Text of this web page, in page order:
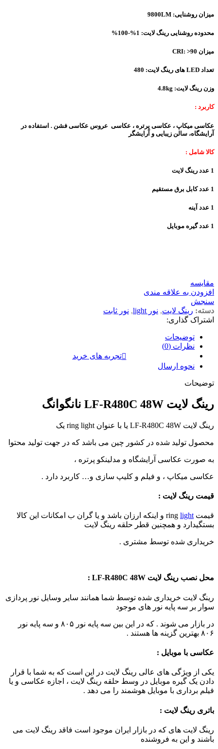
میزان روشنایی: 9800LM
محدوده روشنایی رینگ لایت: 1%-100%
میزان CRI: >90
تعداد LED های رینگ لایت: 480
وزن رینگ لایت: 4.8kg
کاربرد :
عکاسی میکاپ ، عکاسی پرتره ، عکاسی عروس عکاسی فشن . استفاده در
آرایشگاه، سالن زیبایی و آرایشگر
کالا شامل :
1 عدد رینگ لایت
1 عدد کابل برق مستقیم
1 عدد آینه
1 عدد گیره موبایل
مقايسه
افزودن به علاقه مندی
سنجش
دسته: رینگ لایت, نور light , نور ثابت
اشتراک گذاری:
توضیحات
نظرات (0)
تجربه های خرید
نحوه ارسال
توضیحات
رینگ لایت LF-R480C 48W نانگوانگ
رینگ لایت LF-R480C 48W یا با عنوان ring light یک
محصول تولید شده در کشور چین می باشد که در جهت تولید محتوا
به صورت عکاسی آرایشگاه و مدلینکو پرتره ،
عکاسی میکاپ ، و فیلم و کلیپ سازی و… کاربرد دارد .
قیمت رینگ لایت :
قیمت ring light
و اینکه ارزان باشد و یا گران ب امکانات این کالا
بستگیدارد و همچنین قطر حلقه رینگ لایت
خریداری شده توسط مشتری .
محل نصب رینگ لایت LF-R480C 48W :
رینگ لایت خریداری شده توسط شما همانند سایر وسایل نور پردازی
سوار بر سه پایه نور های موجود
در بازار می شوند . که در این بین سه پایه نور ۸۰۵ و سه پایه نور
۸۰۶ بهترین گزینه ها هستند .
عکاسی با موبایل :
یکی از ویژگی های عالی رینگ لایت در این است که به شما با قرار
دادن یک گیره موبایل در وسط حلقه رینگ لایت ، اجازه عکاسی و یا
فیلم برداری با موبایل هوشمند را می دهد .
باتری رینگ لایت :
رینگ لایت های که در بازار ایران موجود است فاقد رینگ لایت می
باشند و این به فروشنده